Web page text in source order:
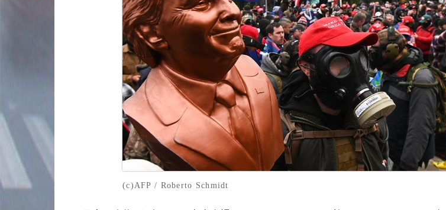
(c)AFP / Roberto Schmidt